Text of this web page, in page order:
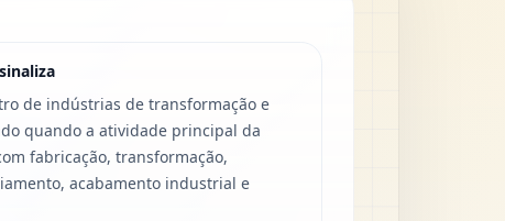
de indústrias de transformação e
quando a atividade principal da
fabricação, transformação,
acabamento industrial e